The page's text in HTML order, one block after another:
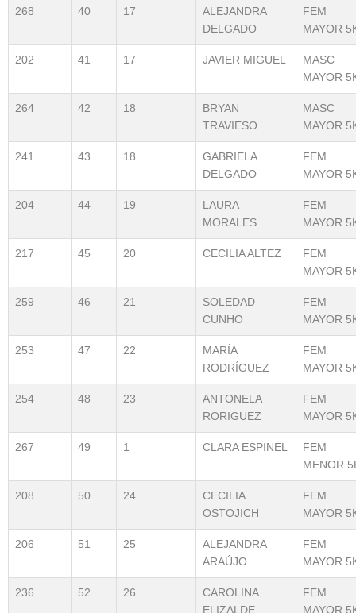
268 40 17
ALEJANDRA
DELGADO
FEM
MAYOR
202 41 17 JAVIER MIGUEL
MASC
MAYOR
264 42 18
BRYAN
TRAVIESO
MASC
MAYOR
241 43 18
GABRIELA
DELGADO
FEM
MAYOR
204 44 19
LAURA
MORALES
FEM
MAYOR
217 45 20 CECILIA ALTEZ
FEM
MAYOR
259 46 21
SOLEDAD
CUNHO
FEM
MAYOR
253 47 22
MARÍA
RODRÍGUEZ
FEM
MAYOR
254 48 23
ANTONELA
RORIGUEZ
FEM
MAYOR
267 49 1 CLARA ESPINEL
FEM
MENOR
208 50 24
CECILIA
OSTOJICH
FEM
MAYOR
206 51 25
ALEJANDRA
ARAÚJO
FEM
MAYOR
236 52 26
CAROLINA
ELIZALDE
FEM
MAYOR